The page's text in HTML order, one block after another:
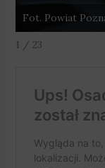
Fot. Powiat
1 / 23